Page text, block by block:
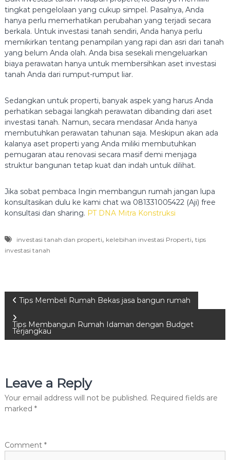
tingkat pengelolaan yang cukup simpel. Pasalnya, Anda
hanya perlu memerhatikan perubahan yang terjadi secara
berkala. Untuk investasi tanah sendiri, Anda hanya perlu
memikirkan tentang penampilan yang rapi dan asri dari tanah
yang belum Anda olah. Anda bisa sesekali mengeluarkan
biaya perawatan hanya untuk membersihkan aset investasi
tanah Anda dari rumput-rumput liar.
Sedangkan untuk properti, banyak aspek yang harus Anda
perhatikan sebagai langkah perawatan dibanding dari aset
investasi tanah. Namun, secara mendasar Anda hanya
membutuhkan perawatan tahunan saja. Meskipun akan ada
kalanya aset properti yang Anda miliki membutuhkan
pemugaran atau renovasi secara masif demi menjaga
struktur bangunan tetap kuat dan indah untuk dilihat.
Jika sobat pembaca Ingin membangun rumah jangan lupa
konsultasikan dulu ke kami chat wa 081331005422 (Aji) free
konsultasi dan sharing. PT DNA Mitra Konstruksi
investasi tanah dan properti, kelebihan investasi Properti, tips
investasi tanah
P
o
n
v
Tips Membeli Rumah Bekas jasa bangun rumah
Tips Membangun Rumah Idaman dengan Budget
Terjangkau
Leave a Reply
Your email address will not be published. Required fields are
marked *
Comment *